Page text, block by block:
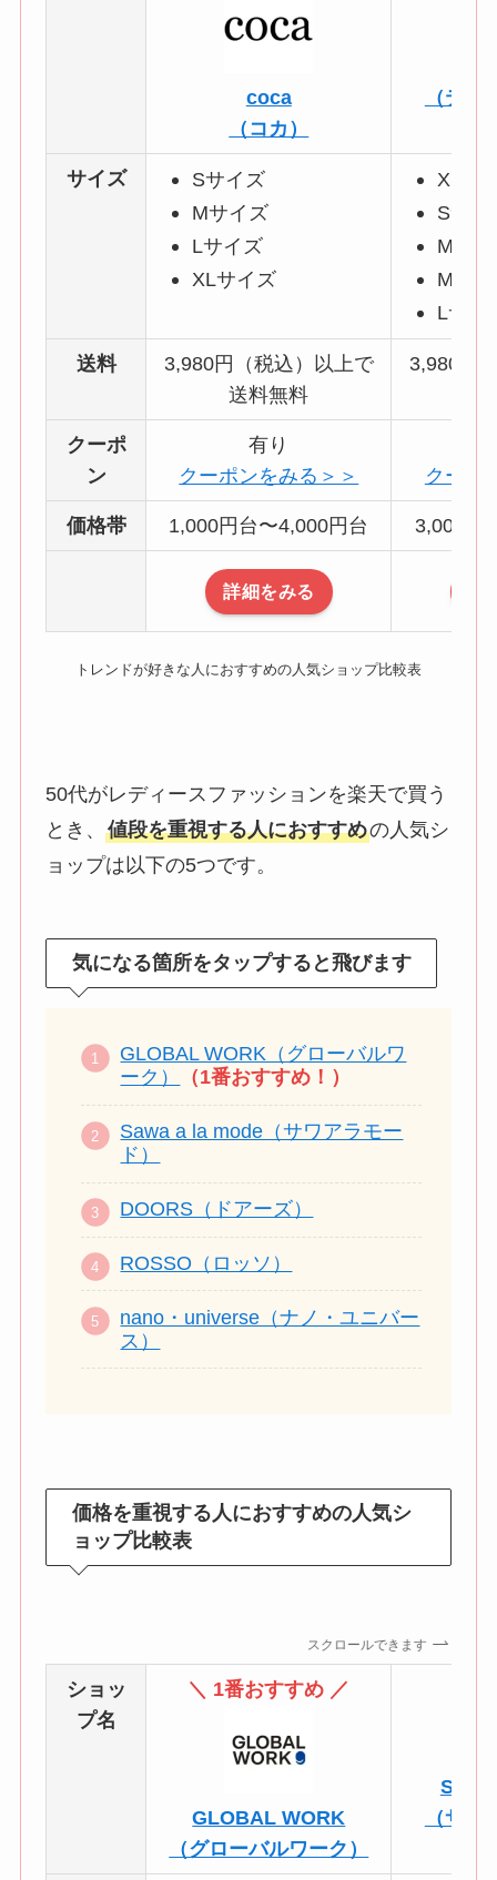
coca
（コカ）
（ティ
サイズ
Sサイズ
Mサイズ
Lサイズ
XLサイズ
XSサ
Sサイ
Mサ
MTサ
Lサイ
送料
3,980円（税込）以上で
送料無料
3,980円
クーポ
ン
有り
クーポンをみる＞＞
クーポ
価格帯 1,000円台〜4,000円台 3,000円
詳細をみる
トレンドが好きな人におすすめの人気ショップ比較表
50代がレディースファッションを楽天で買う
とき、値段を重視する人におすすめの人気シ
ョップは以下の5つです。
気になる箇所をタップすると飛びます
GLOBAL WORK（グローバルワ
ーク）
（1番おすすめ！）
Sawa a la mode（サワアラモー
ド）
DOORS（ドアーズ）
ROSSO（ロッソ）
nano・universe（ナノ・ユニバー
ス）
価格を重視する人におすすめの人気シ
ョップ比較表
スクロールできます
ショッ
プ名
＼ 1番おすすめ ／
GLOBAL WORK
（グローバルワーク）
Sawa
（サワ